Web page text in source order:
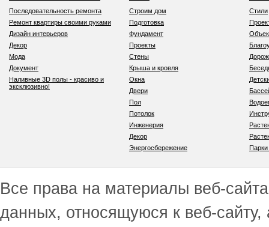
Последовательность ремонта
Ремонт квартиры своими руками
Дизайн интерьеров
Декор
Мода
Документ
Наливные 3D полы - красиво и
эксклюзивно!
Строим дом
Подготовка
Фундамент
Проекты
Стены
Крыша и кровля
Окна
Двери
Пол
Потолок
Инженерия
Декор
Энергосбережение
Стили
Все права на материалы веб-
данных, относящуюся к веб-